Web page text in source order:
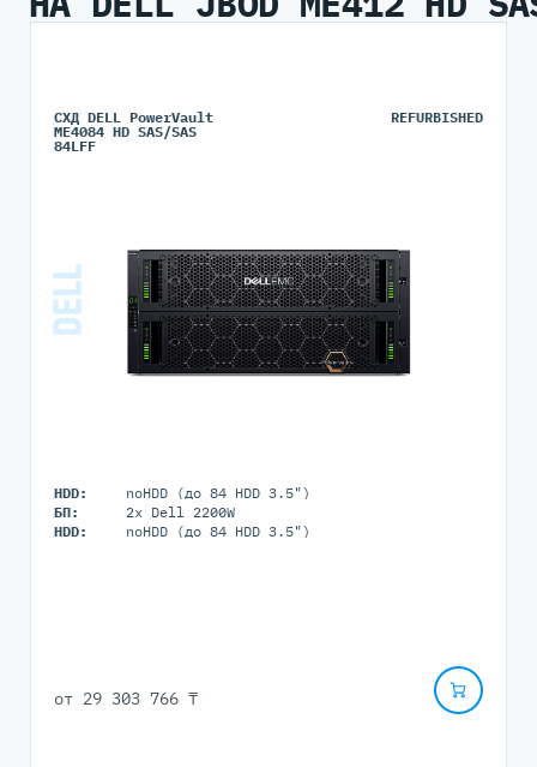
СХД DELL PowerVault
ME4084 HD SAS/SAS
84LFF
REFURBISHED
HDD:
noHDD (до 84 HDD 3.5")
БП:
2x Dell 2200W
HDD:
noHDD (до 84 HDD 3.5")
от 29 303 766 ₸